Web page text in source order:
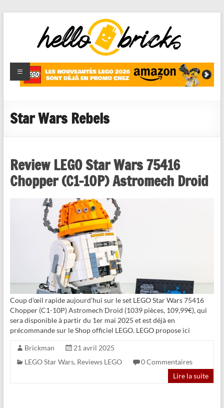
HelloBricks
Blog LEGO,
nouveaut�s
reviews
Star Wars Rebels
Review LEGO Star Wars 75416
Chopper (C1-10P) Astromech Droid
Coup d’œil rapide aujourd’hui sur le set LEGO Star Wars 75416
Chopper (C1-10P) Astromech Droid (1039 pièces, 109,99€), qui
sera disponible à partir du 1er mai 2025 et est déjà en
précommande sur le Shop officiel LEGO. LEGO propose ici
Brickman
21 avril 2025
LEGO Star Wars, Reviews LEGO
0 Commentaires
Lire la suite